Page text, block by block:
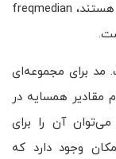
تمام بازه‌هایی است که از بازه میانه پایین‌تر هستند، freqmedian
مد برای مجموعه‌ای
مقادیر همسایه در
می‌توان آن را برای
وجود دارد که